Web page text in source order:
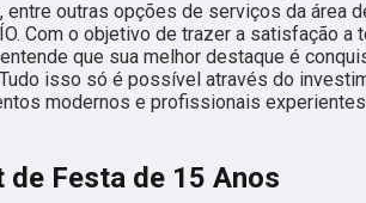
entre outras opções de serviços da área
Com o objetivo de trazer a satisfação a
que sua melhor destaque é
isso só é possível através do
modernos e profissionais
de Festa de 15 Anos